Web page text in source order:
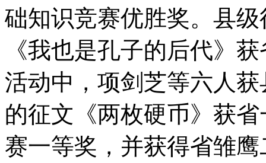
础知识竞赛优胜奖。县
《我也是孔子的后代》
活动中，项剑芝等六人
的征文《两枚硬币》获
赛一等奖，并获得省雏